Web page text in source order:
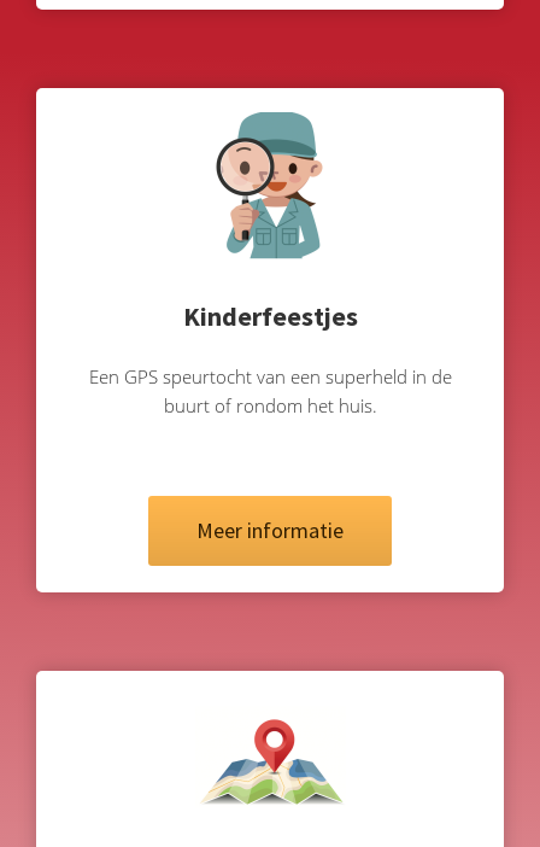
Kinderfeestjes
Een GPS speurtocht van een superheld in de
buurt of rondom het huis.
Meer informatie